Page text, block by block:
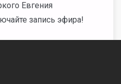
Евгения
запись эфира!